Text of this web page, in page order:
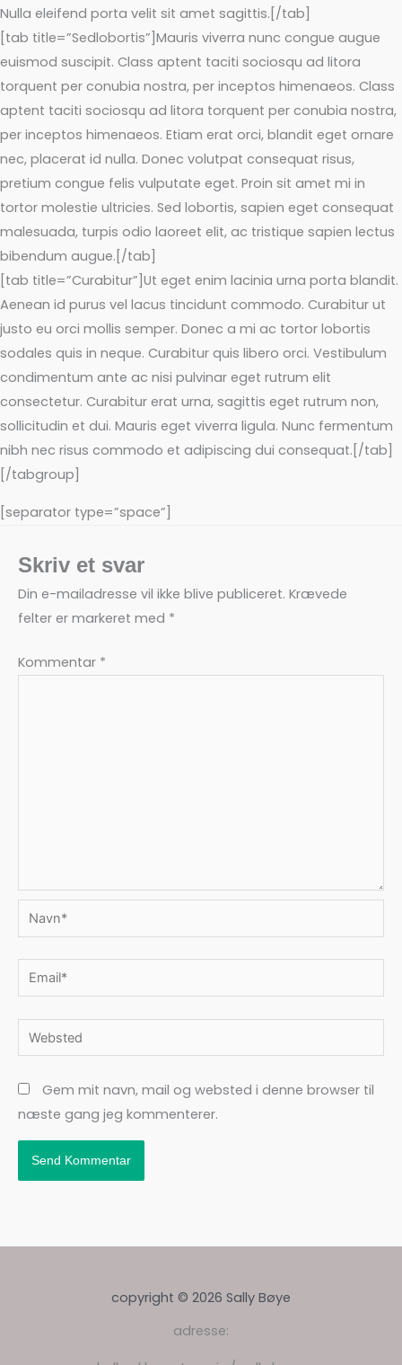
Nulla eleifend porta velit sit amet sagittis.[/tab]
[tab title=”Sedlobortis”]Mauris viverra nunc congue augue
euismod suscipit. Class aptent taciti sociosqu ad litora
torquent per conubia nostra, per inceptos himenaeos. Class
aptent taciti sociosqu ad litora torquent per conubia nostra,
per inceptos himenaeos. Etiam erat orci, blandit eget ornare
nec, placerat id nulla. Donec volutpat consequat risus,
pretium congue felis vulputate eget. Proin sit amet mi in
tortor molestie ultricies. Sed lobortis, sapien eget consequat
malesuada, turpis odio laoreet elit, ac tristique sapien lectus
bibendum augue.[/tab]
[tab title=”Curabitur”]Ut eget enim lacinia urna porta blandit.
Aenean id purus vel lacus tincidunt commodo. Curabitur ut
justo eu orci mollis semper. Donec a mi ac tortor lobortis
sodales quis in neque. Curabitur quis libero orci. Vestibulum
condimentum ante ac nisi pulvinar eget rutrum elit
consectetur. Curabitur erat urna, sagittis eget rutrum non,
sollicitudin et dui. Mauris eget viverra ligula. Nunc fermentum
nibh nec risus commodo et adipiscing dui consequat.[/tab]
[/tabgroup]
[separator type=”space”]
Skriv et svar
Din e-mailadresse vil ikke blive publiceret. Krævede
felter er markeret med *
Kommentar *
Navn*
Email*
Websted
Gem mit navn, mail og websted i denne browser til
næste gang jeg kommenterer.
copyright © 2026 Sally Bøye
adresse: